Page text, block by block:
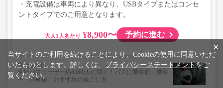
・充電設備は車両により異なり、USBタイプまたはコンセ
ントタイプでのご用意となります。
大人 ¥8,900〜 予約に進む
夜行バスユーザー約4,000人に聞く！バスに乗車前・乗車
中・降車後、おすすめの過ごし方
×
当サイトのご利用を続けることにより、Cookieの使用に同意いただ
いたものとします。詳しくは、 プライバシーステートメントをご
覧ください。